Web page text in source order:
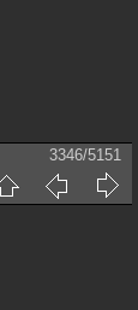
3346/5151